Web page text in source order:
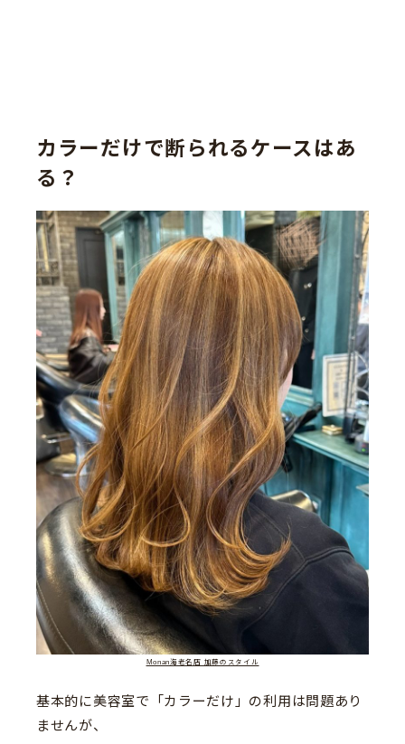
カラーだけで断られるケースはあ
る？
Monan海老名店 加藤のスタイル
基本的に美容室で「カラーだけ」の利用は問題あり
ませんが、